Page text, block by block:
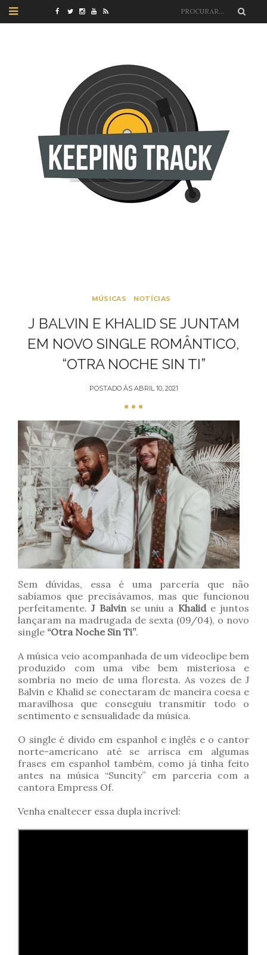
MÚSICAS NOTÍCIAS
J BALVIN E KHALID SE JUNTAM
EM NOVO SINGLE ROMÂNTICO,
“OTRA NOCHE SIN TI”
POSTADO ÀS ABRIL 10, 2021
Sem dúvidas, essa é uma parceria que não
sabíamos que precisávamos, mas que funcionou
perfeitamente.J Balvin se uniu a Khalid e juntos
lançaram na madrugada de sexta (09/04), o novo
single “Otra Noche Sin Ti”.
A música veio acompanhada de um videoclipe bem
produzido com uma vibe bem misteriosa e
sombria no meio de uma floresta. As vozes de J
Balvin e Khalid se conectaram de maneira coesa e
maravilhosa que conseguiu transmitir todo o
sentimento e sensualidade da música.
O single é divido em espanhol e inglês e o cantor
norte-americano até se arrisca em algumas
frases em espanhol também, como já tinha feito
antes na música “Suncity” em parceria com a
cantora Empress Of.
Venha enaltecer essa dupla incrível: